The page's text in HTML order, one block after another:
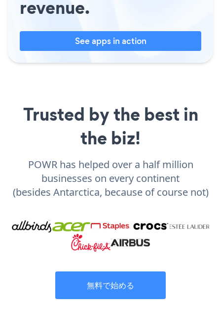
revenue.
See apps in action
Trusted by the best in
the biz!
POWR has helped over a half million
businesses on every continent
(besides Antarctica, because of course not)
無料で始める